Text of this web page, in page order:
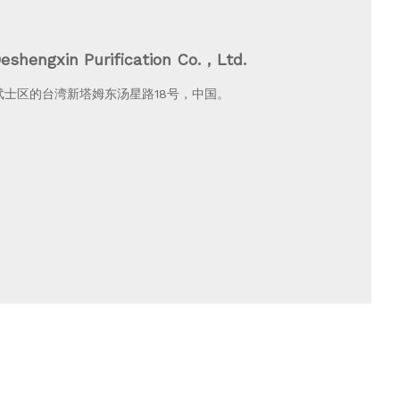
Purification Co.，Ltd.
区的台湾新塔姆东汤星路18号，中国。